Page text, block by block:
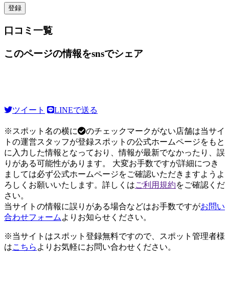
口コミ一覧
このページの情報をsnsでシェア
ツイート LINEで送る
※スポット名の横に
のチェックマークがない店舗は当サイ
トの運営スタッフが登録スポットの公式ホームページをもと
に入力した情報となっており、情報が最新でなかったり、誤
りがある可能性があります。 大変お手数ですが詳細につき
ましては必ず公式ホームページをご確認いただきますようよ
ろしくお願いいたします。詳しくはご利用規約をご確認くだ
さい。
当サイトの情報に誤りがある場合などはお手数ですがお問い
合わせフォーム よりお知らせください。
※当サイトはスポット登録無料ですので、スポット管理者様
はこちら よりお気軽にお問い合わせください。